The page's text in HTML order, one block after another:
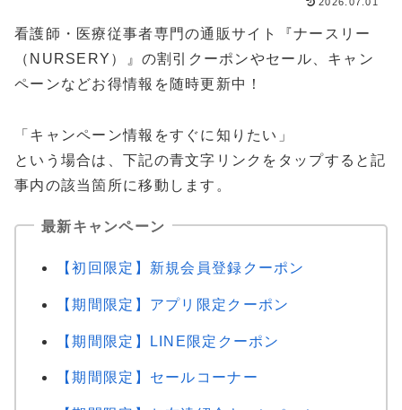
看護師・医療従事者専門の通販サイト『ナースリー
（NURSERY）』の割引クーポンやセール、キャン
ペーンなどお得情報を随時更新中！
「キャンペーン情報をすぐに知りたい」
という場合は、下記の青文字リンクをタップすると記
事内の該当箇所に移動します。
最新キャンペーン
【初回限定】新規会員登録クーポン
【期間限定】アプリ限定クーポン
【期間限定】LINE限定クーポン
【期間限定】セールコーナー